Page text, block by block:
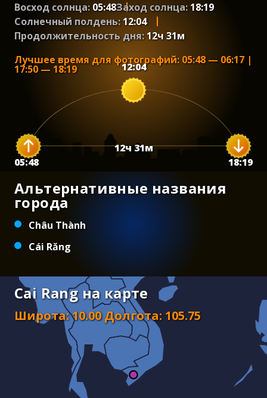
Восход солнца: 05:48Заход солнца: 18:19
Солнечный полдень: 12:04
Продолжительность дня: 12ч31м
Лучшее время для фотографий: 05:48 — 06:17 |
17:50 — 18:19
05:48 18:19
12:04
12ч31м
Альтернативные названия
города
Châu Thành
Cái Răng
Cai Rang на карте
Широта:10.00 Долгота: 105.75